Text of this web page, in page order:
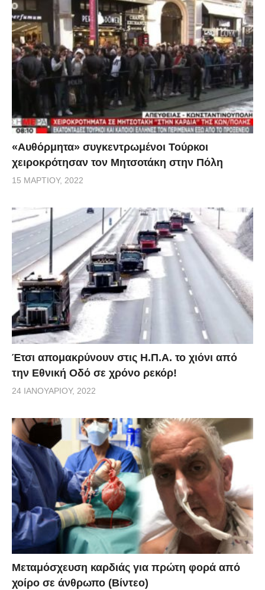
«Αυθόρμητα» συγκεντρωμένοι Τούρκοι
χειροκρότησαν τον Μητσοτάκη στην Πόλη
15 ΜΑΡΤΊΟΥ, 2022
Έτσι απομακρύνουν στις Η.Π.Α. το χιόνι από
την Εθνική Οδό σε χρόνο ρεκόρ!
24 ΙΑΝΟΥΑΡΊΟΥ, 2022
Μεταμόσχευση καρδιάς για πρώτη φορά από
χοίρο σε άνθρωπο (Βίντεο)